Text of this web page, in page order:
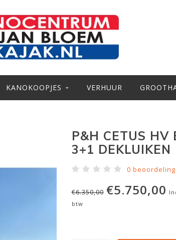
KANOKOOPJES VERHUUR
P&H CETUS HV
3+1 DEKLUIKEN
0
€6.350,00 €5.750,00
btw